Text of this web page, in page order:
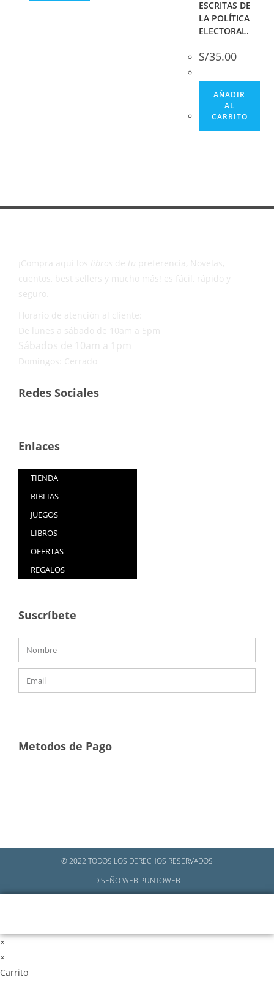
ESCRITAS DE
LA POLÍTICA
ELECTORAL.
S/35.00
AÑADIR
AL
CARRITO
¡Compra aquí los libros de tu preferencia, Novelas,
cuentos, best sellers y mucho más! es fácil, rápido y
seguro.
Horario de atención al cliente:
De lunes a sábado de 10am a 5pm
Sábados de 10am a 1pm
Domingos: Cerrado
Redes Sociales
Enlaces
TIENDA
BIBLIAS
JUEGOS
LIBROS
OFERTAS
REGALOS
Suscríbete
Metodos de Pago
© 2022 TODOS LOS DERECHOS RESERVADOS
DISEÑO WEB PUNTOWEB
×
×
Carrito